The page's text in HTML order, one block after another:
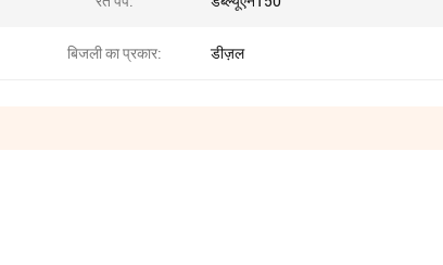
बिजली का प्रकार: डीज़ल